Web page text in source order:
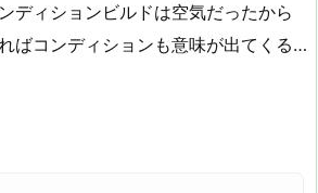
ディションビルドは空気だったから
ばコンディションも意味が出てくる…